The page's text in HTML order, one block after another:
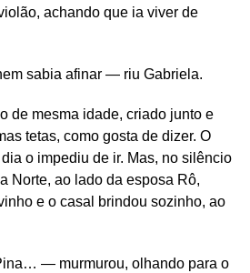
achando que ia viver de
sabia afinar — riu Gabriela.
de mesma idade, criado junto e
tetas, como gosta de dizer. O
o impediu de ir. Mas, no silêncio
Norte, ao lado da esposa Rô,
e o casal brindou sozinho, ao
— murmurou, olhando para o